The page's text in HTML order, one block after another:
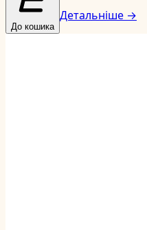
До кошика
Детальніше →